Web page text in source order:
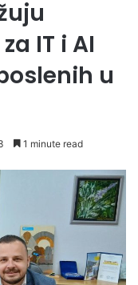
IT i AI
u
1 minute read